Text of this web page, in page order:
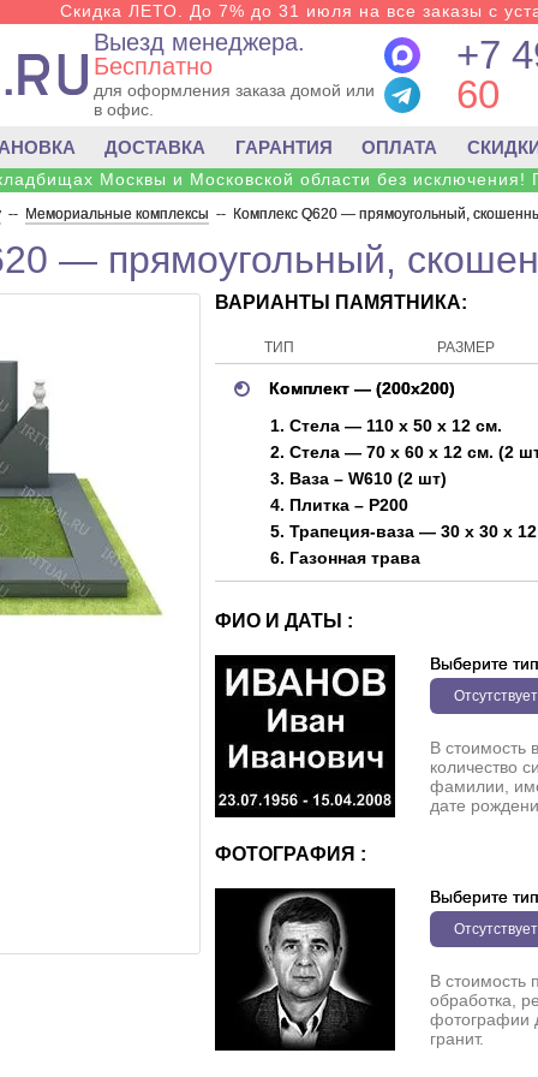
Скидка ЛЕТО. До 7% до 31 июля на все заказы с
Выезд менеджера.
Бесплатно
для оформления заказа домой или
в офис.
+7
60
ДОСТАВКА ГАРАНТИЯ ОПЛАТА
Москвы и Московской области без исключения!
-- Мемориальные комплексы -- Комплекс Q620 — прямоугольный,
— прямоугольный,
ВАРИАНТЫ ПАМЯТНИКА:
ТИП РАЗМЕР
Комплект — (200х200)
1. Стела — 110 х 50 х 12 см.
2. Стела — 70 х 60 х 12 см. (2
3. Ваза – W610 (2 шт)
4. Плитка – P200
5. Трапеция-ваза — 30 х 30 х
6. Газонная трава
ФИО И ДАТЫ :
Выберите тип
Отсутствует
В стоимость
количество
фамилии,
дате
ФОТОГРАФИЯ :
Выберите тип
Отсутствует
В стоимость
обработка,
фотографии
гранит.